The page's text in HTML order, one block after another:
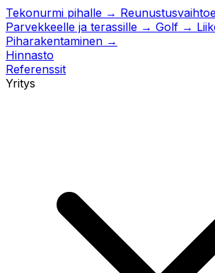
Tekonurmi pihalle →
Parvekkeelle ja terassille → Golf →
Piharakentaminen →
Hinnasto
Referenssit
Yritys